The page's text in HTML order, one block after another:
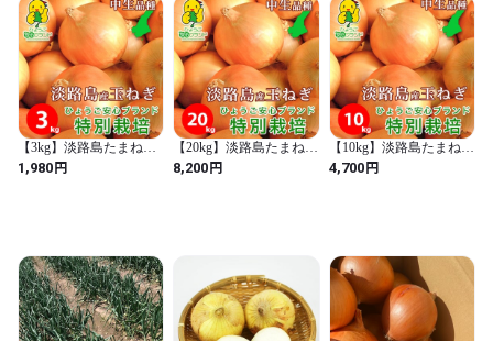
【3kg】淡路島たまねぎ
ひょうご安心ブランド
特別栽培 中生品種 晩生
1,980円
【20kg】淡路島たまねぎ
ひょうご安心ブランド
特別栽培 中生品種 晩生
8,200円
【10kg】淡路島たまねぎ
ひょうご安心ブランド
特別栽培 中生品種 晩生
4,700円